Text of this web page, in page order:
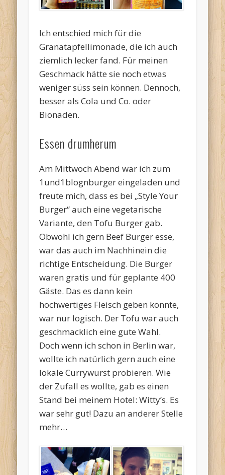
Ich entschied mich für die
Granatapfellimonade, die ich auch
ziemlich lecker fand. Für meinen
Geschmack hätte sie noch etwas
weniger süss sein können. Dennoch,
besser als Cola und Co. oder
Bionaden.
Essen drumherum
Am Mittwoch Abend war ich zum
1und1blognburger eingeladen und
freute mich, dass es bei „Style Your
Burger“ auch eine vegetarische
Variante, den Tofu Burger gab.
Obwohl ich gern Beef Burger esse,
war das auch im Nachhinein die
richtige Entscheidung. Die Burger
waren gratis und für geplante 400
Gäste. Das es dann kein
hochwertiges Fleisch geben konnte,
war nur logisch. Der Tofu war auch
geschmacklich eine gute Wahl.
Doch wenn ich schon in Berlin war,
wollte ich natürlich gern auch eine
lokale Currywurst probieren. Wie
der Zufall es wollte, gab es einen
Stand bei meinem Hotel: Witty’s. Es
war sehr gut! Dazu an anderer Stelle
mehr…